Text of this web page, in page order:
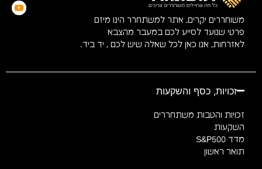
משוחררים יקרים, אתר למשתחרר הינו מיזם
פרטי שנועד לסייע לכם במעבר מהצבא
לאזרחות, אנו כאן לכל שאלה שיש לכם , יד ביד.
זכויות, כסף והשקעות
זכויות והטבות משתחררים
השקעות
מדד S&P500
תואר ראשון